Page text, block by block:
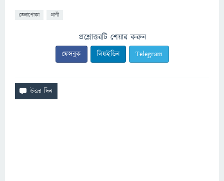
তেলাপোকা প্রাণী
প্রশ্নোত্তরটি শেয়ার করুন
ফেসবুক লিঙ্কইডিন Telegram